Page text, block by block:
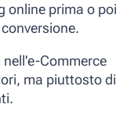
online prima o poi
.
Commerce
ma piuttosto di